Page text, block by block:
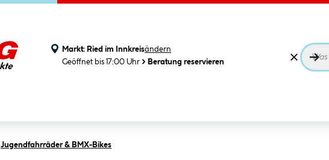
Markt: Ried im Innkreisändern
Geöffnet bis 17:00 Uhr
Beratung reservieren
Jugendfahrräder & BMX-Bikes